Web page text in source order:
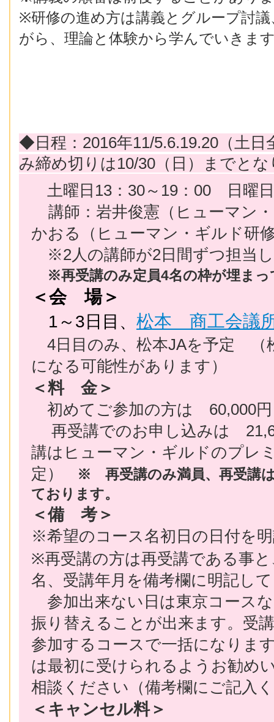
※研修の進め方は講義とグループ討
がら、理論と体験から学んでいきま
◆日程：2016年11/5.6.19.20（土
み締め切りは10/30（日）までと
土曜日13：30～19：00 日
講師：岩井俊憲（ヒューマン
かおる（ヒューマン・ギルド研
※2人の講師が2日間ずつ担当
※再受講のみ定員4名の枠が埋ま
＜会 場＞
1～3日目、 松本 商工会議
4日目のみ、松本JAを予定 （
になる可能性があります）
＜料 金＞
初めてご参加の方は 60,000
再受講でのお申し込みは
講はヒューマン・ギルドのプレ
定）
※ 再受講のみ満員、再受講
ております。
＜備 考＞
※希望のコース名初日の日付を
※再受講の方は再受講である事
名、受講年月を備考欄に明記し
参加出来ない日は東京コース
振り替えることが出来ます。受
参加するコースで一括になりま
は最初に受けられるようお勧め
相談ください（備考欄にご記入
＜キャンセル料＞